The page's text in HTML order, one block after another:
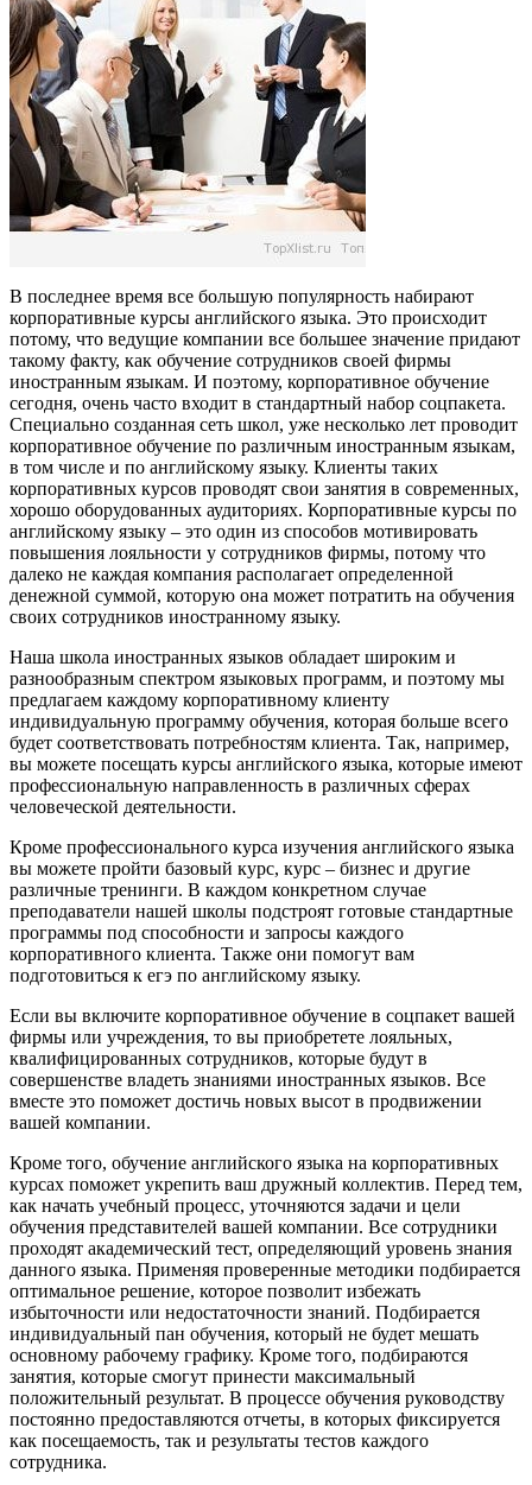
В последнее время все большую популярность набирают
корпоративные курсы английского языка. Это происходит
потому, что ведущие компании все большее значение придают
такому факту, как обучение сотрудников своей фирмы
иностранным языкам. И поэтому, корпоративное обучение
сегодня, очень часто входит в стандартный набор соцпакета.
Специально созданная сеть школ, уже несколько лет проводит
корпоративное обучение по различным иностранным языкам,
в том числе и по английскому языку. Клиенты таких
корпоративных курсов проводят свои занятия в современных,
хорошо оборудованных аудиториях. Корпоративные курсы по
английскому языку – это один из способов мотивировать
повышения лояльности у сотрудников фирмы, потому что
далеко не каждая компания располагает определенной
денежной суммой, которую она может потратить на обучения
своих сотрудников иностранному языку.
Наша школа иностранных языков обладает широким и
разнообразным спектром языковых программ, и поэтому мы
предлагаем каждому корпоративному клиенту
индивидуальную программу обучения, которая больше всего
будет соответствовать потребностям клиента. Так, например,
вы можете посещать курсы английского языка, которые имеют
профессиональную направленность в различных сферах
человеческой деятельности.
Кроме профессионального курса изучения английского языка
вы можете пройти базовый курс, курс – бизнес и другие
различные тренинги. В каждом конкретном случае
преподаватели нашей школы подстроят готовые стандартные
программы под способности и запросы каждого
корпоративного клиента. Также они помогут вам
подготовиться к егэ по английскому языку.
Если вы включите корпоративное обучение в соцпакет вашей
фирмы или учреждения, то вы приобретете лояльных,
квалифицированных сотрудников, которые будут в
совершенстве владеть знаниями иностранных языков. Все
вместе это поможет достичь новых высот в продвижении
вашей компании.
Кроме того, обучение английского языка на корпоративных
курсах поможет укрепить ваш дружный коллектив. Перед тем,
как начать учебный процесс, уточняются задачи и цели
обучения представителей вашей компании. Все сотрудники
проходят академический тест, определяющий уровень знания
данного языка. Применяя проверенные методики подбирается
оптимальное решение, которое позволит избежать
избыточности или недостаточности знаний. Подбирается
индивидуальный пан обучения, который не будет мешать
основному рабочему графику. Кроме того, подбираются
занятия, которые смогут принести максимальный
положительный результат. В процессе обучения руководству
постоянно предоставляются отчеты, в которых фиксируется
как посещаемость, так и результаты тестов каждого
сотрудника.